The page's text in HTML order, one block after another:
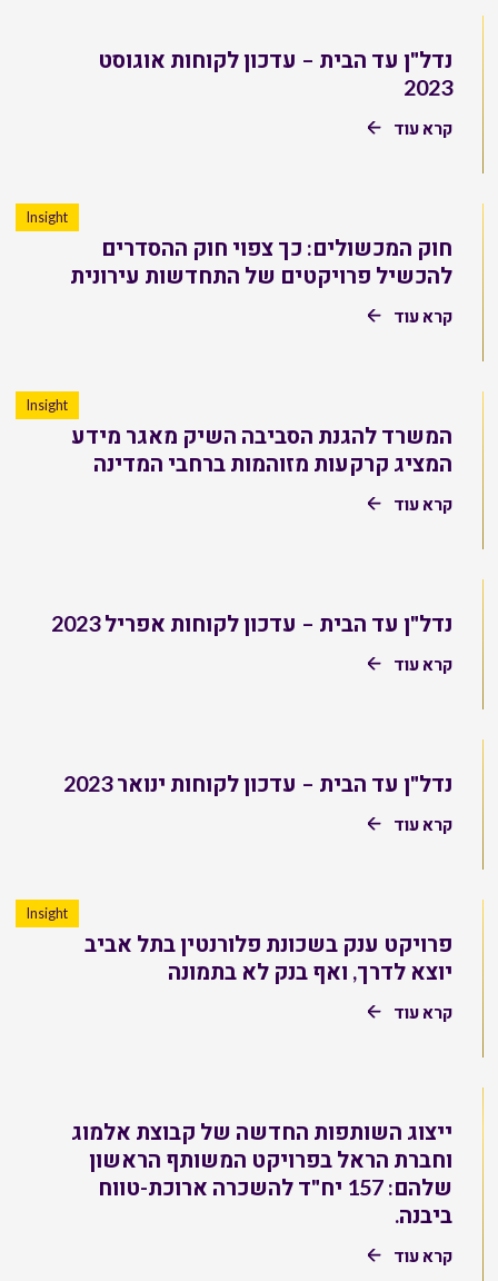
נדל"ן עד הבית – עדכון לקוחות אוגוסט
2023
קרא עוד
חוק המכשולים: כך צפוי חוק ההסדרים
להכשיל פרויקטים של התחדשות עירונית
Insight
קרא עוד
המשרד להגנת הסביבה השיק מאגר מידע
המציג קרקעות מזוהמות ברחבי המדינה
Insight
קרא עוד
נדל"ן עד הבית – עדכון לקוחות אפריל 2023
קרא עוד
נדל"ן עד הבית – עדכון לקוחות ינואר 2023
קרא עוד
פרויקט ענק בשכונת פלורנטין בתל אביב
יוצא לדרך, ואף בנק לא בתמונה
Insight
קרא עוד
ייצוג השותפות החדשה של קבוצת אלמוג
וחברת הראל בפרויקט המשותף הראשון
שלהם: 157 יח"ד להשכרה ארוכת-טווח
ביבנה.
קרא עוד